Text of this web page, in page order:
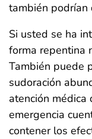
también podrían
Si usted se ha
forma repentina
También puede
sudoración
atención médica
emergencia
contener los